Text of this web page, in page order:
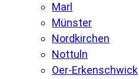
Marl
Münster
Nordkirchen
Nottuln
Oer-Erkenschwick